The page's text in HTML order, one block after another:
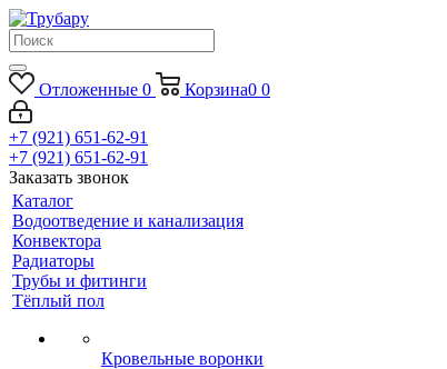
Отложенные 0 Корзина0 0
+7 (921) 651-62-91
+7 (921) 651-62-91
Заказать звонок
Каталог
Водоотведение и канализация
Конвектора
Радиаторы
Трубы и фитинги
Тёплый пол
Кровельные воронки